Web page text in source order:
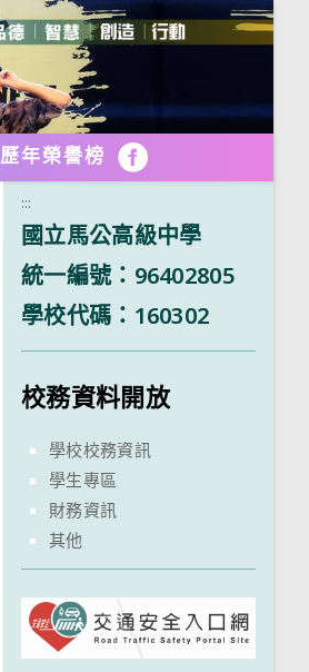
歷年榮譽榜 FB
:::
國立馬公高級中學
統一編號：96402805
學校代碼：160302
校務資料開放
學校校務資訊
學生專區
財務資訊
其他